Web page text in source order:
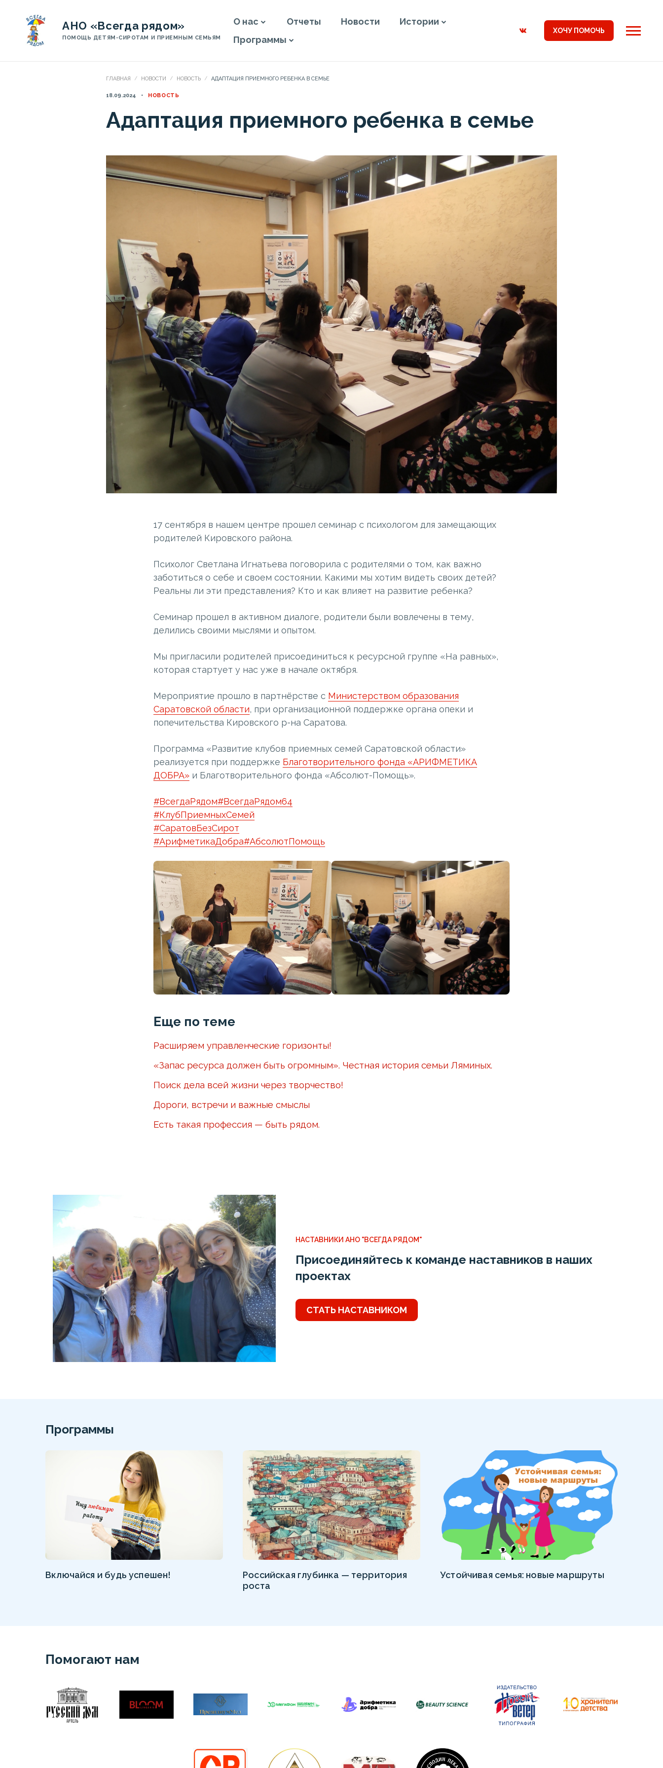
АНО «Всегда рядом»
ПОМОЩЬ ДЕТЯМ-СИРОТАМ И ПРИЕМНЫМ СЕМЬЯМ
О нас Отчеты Новости
Истории
Программы
ХОЧУ ПОМОЧЬ
ГЛАВНАЯ НОВОСТИ НОВОСТЬ АДАПТАЦИЯ ПРИЕМНОГО РЕБЕНКА В СЕМЬЕ
18.09.2024 НОВОСТЬ
Адаптация приемного ребенка в семье
17 сентября в нашем центре прошел семинар с психологом для замещающих
родителей Кировского района.
Психолог Светлана Игнатьева поговорила с родителями о том, как важно
заботиться о себе и своем состоянии. Какими мы хотим видеть своих детей?
Реальны ли эти представления? Кто и как влияет на развитие ребенка?
Семинар прошел в активном диалоге, родители были вовлечены в тему,
делились своими мыслями и опытом.
Мы пригласили родителей присоединиться к ресурсной группе «На равных»,
которая стартует у нас уже в начале октября.
Мероприятие прошло в партнёрстве с Министерством образования
Саратовской области, при организационной поддержке органа опеки и
попечительства Кировского р-на Саратова.
Программа «Развитие клубов приемных семей Саратовской области»
реализуется при поддержке Благотворительного фонда «АРИФМЕТИКА
ДОБРА»и Благотворительного фонда «Абсолют-Помощь».
#ВсегдаРядом#ВсегдаРядом64
#КлубПриемныхСемей
#СаратовБезСирот
#АрифметикаДобра#АбсолютПомощь
Еще по теме
Расширяем управленческие горизонты!
«Запас ресурса должен быть огромным». Честная история семьи Ляминых.
Поиск дела всей жизни через творчество!
Дороги, встречи и важные смыслы
Есть такая профессия — быть рядом.
НАСТАВНИКИ АНО "ВСЕГДА РЯДОМ"
Присоединяйтесь к команде наставников в наших
проектах
СТАТЬ НАСТАВНИКОМ
Программы
Включайся и будь успешен!
Российская глубинка — территория
роста
Устойчивая семья: новые маршруты
Помогают нам